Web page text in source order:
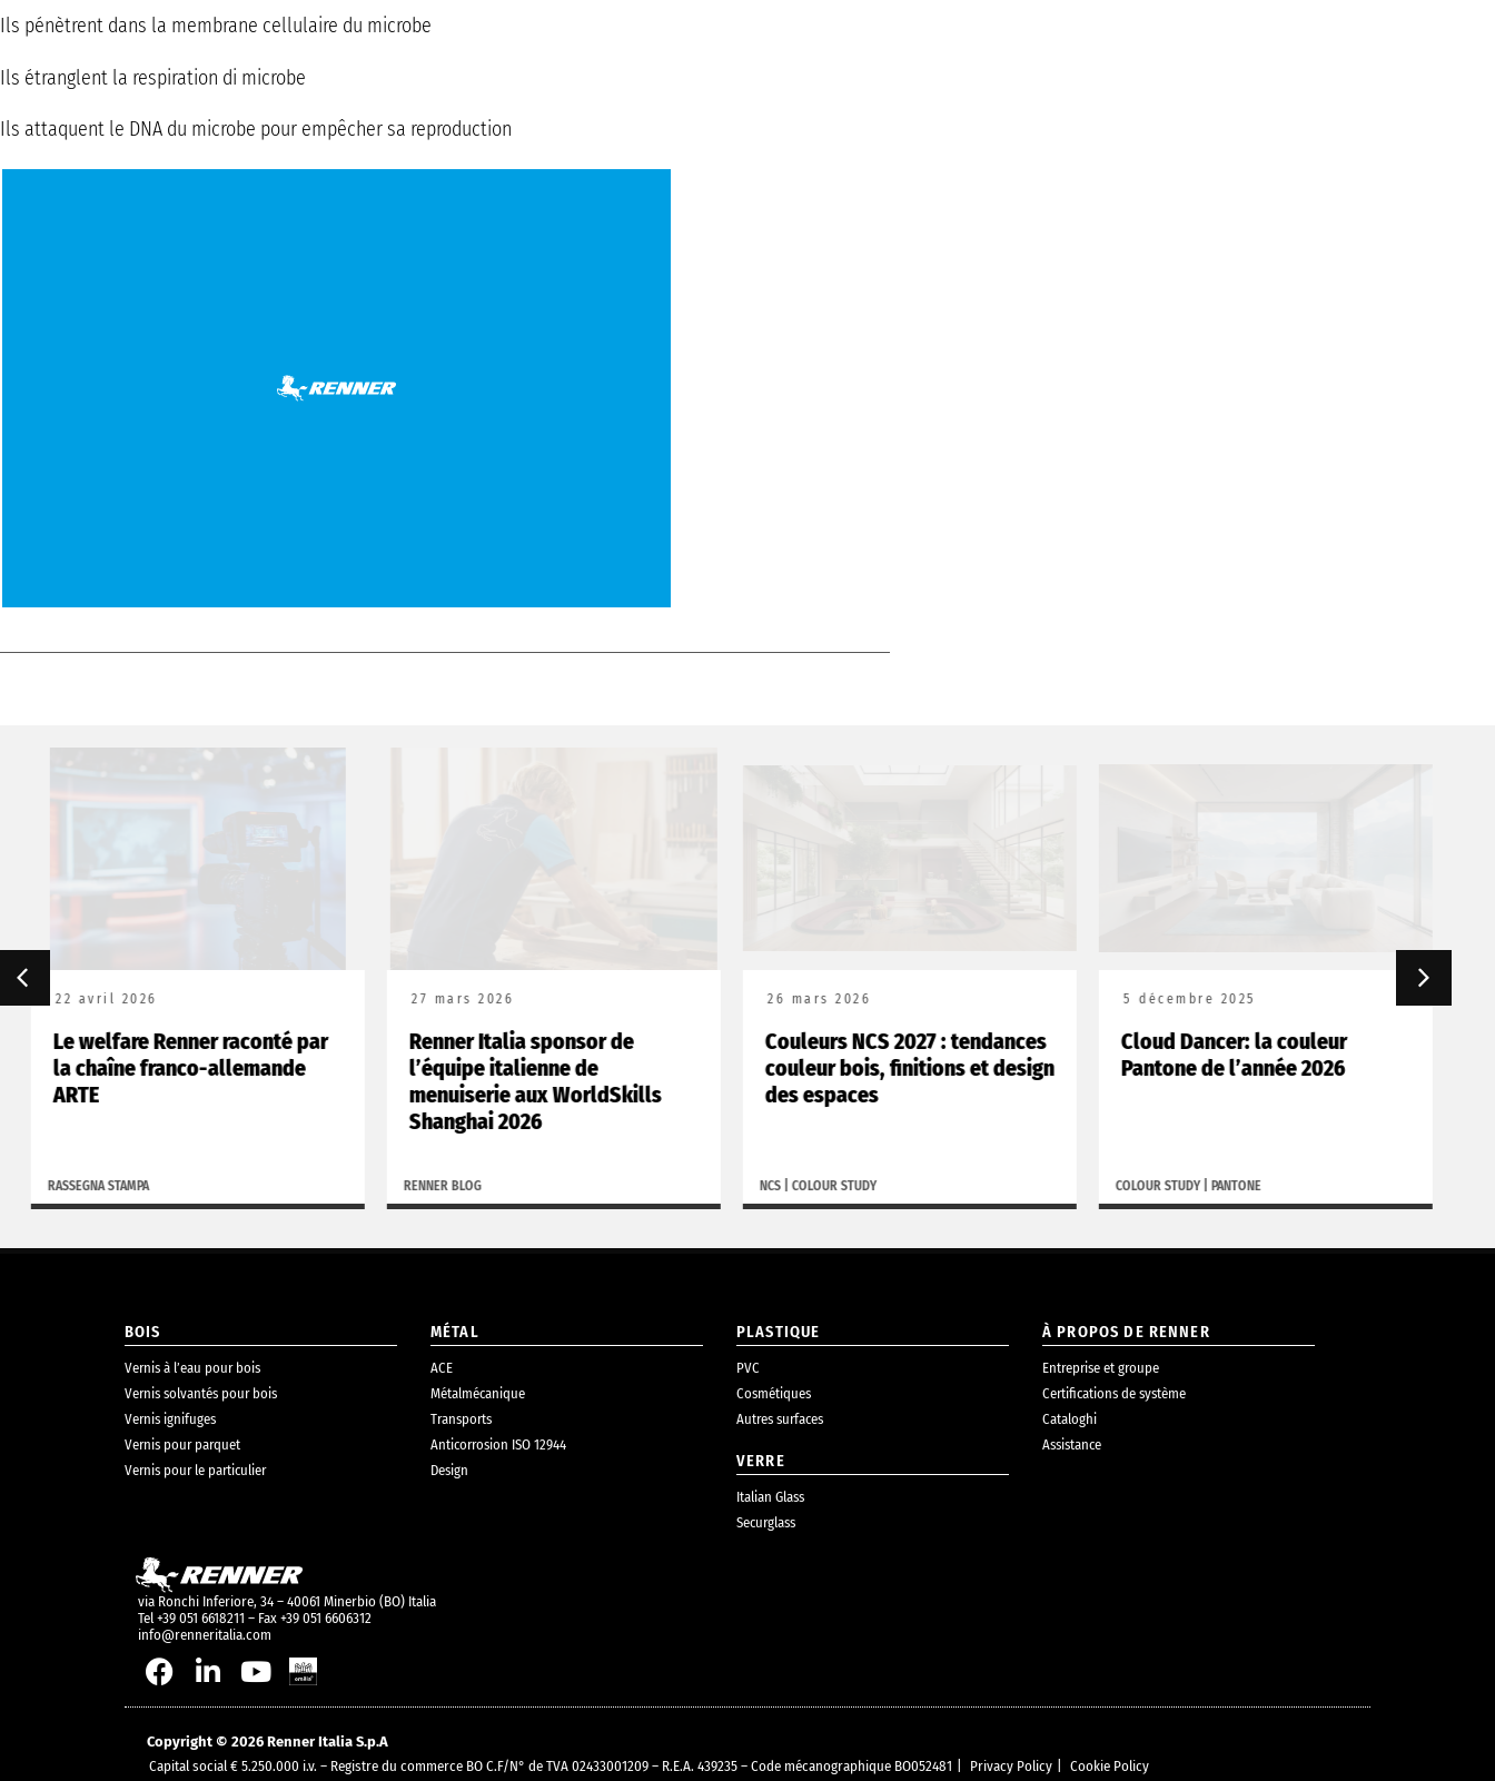
Ils pénètrent dans la membrane cellulaire du microbe
Ils étranglent la respiration di microbe
Ils attaquent le DNA du microbe pour empêcher sa reproduction
22 avril 2026
Le welfare Renner raconté par
la chaîne franco-allemande
ARTE
RASSEGNA STAMPA
27 mars 2026
Renner Italia sponsor de
l’équipe italienne de
menuiserie aux WorldSkills
Shanghai 2026
RENNER BLOG
26 mars 2026
Couleurs NCS 2027 : tendances
couleur bois, finitions et design
des espaces
NCS| COLOUR STUDY
5 décembre 2025
Cloud Dancer: la couleur
Pantone de l’année 2026
COLOUR STUDY| PANTONE
BOIS
Vernis à l’eau pour bois
Vernis solvantés pour bois
Vernis ignifuges
Vernis pour parquet
Vernis pour le particulier
MÉTAL
ACE
Métalmécanique
Transports
Anticorrosion ISO 12944
Design
PLASTIQUE
PVC
Cosmétiques
Autres surfaces
VERRE
Italian Glass
Securglass
À PROPOS DE RENNER
Entreprise et groupe
Certifications de système
Cataloghi
Assistance
via Ronchi Inferiore, 34 – 40061 Minerbio (BO) Italia
Tel +39 051 6618211 – Fax +39 051 6606312
info@renneritalia.com
Copyright © 2026 Renner Italia S.p.A
Capital social € 5.250.000 i.v. – Registre du commerce BO C.F/N° de TVA 02433001209 – R.E.A. 439235 – Code mécanographique BO052481
Privacy Policy Cookie Policy